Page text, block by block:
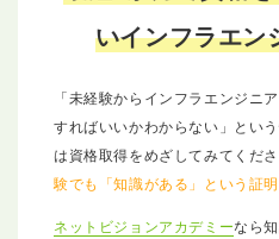
いインフラエン
「未経験からインフラエンジニ
すればいいかわからない」とい
は資格取得をめざしてみてくださ
験でも「知識がある」という証明
ネットビジョンアカデミーなら